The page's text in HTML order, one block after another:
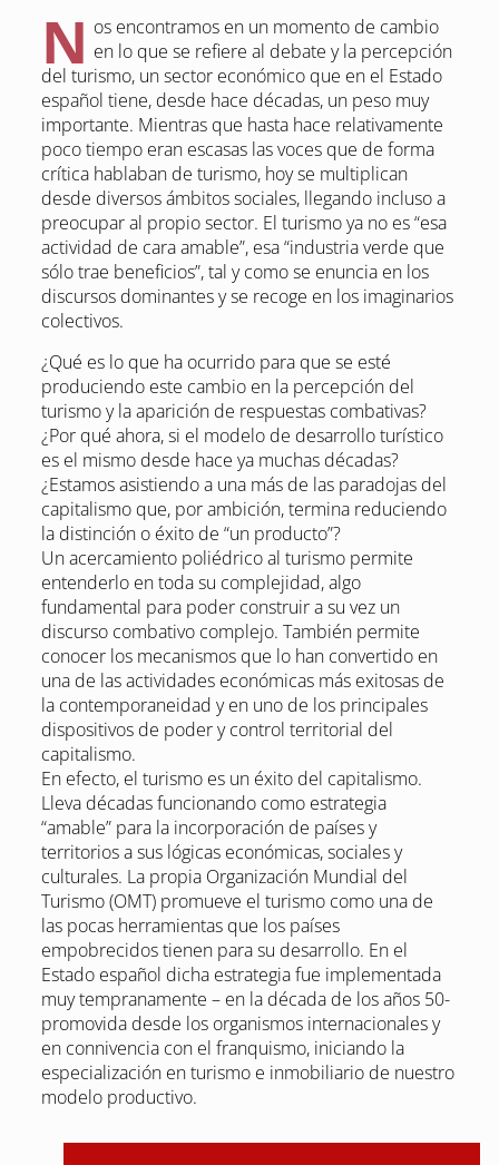
N os encontramos en un momento de cambio
en lo que se refiere al debate y la percepción
del turismo, un sector económico que en el Estado
español tiene, desde hace décadas, un peso muy
importante. Mientras que hasta hace relativamente
poco tiempo eran escasas las voces que de forma
crítica hablaban de turismo, hoy se multiplican
desde diversos ámbitos sociales, llegando incluso a
preocupar al propio sector. El turismo ya no es “esa
actividad de cara amable”, esa “industria verde que
sólo trae beneficios”, tal y como se enuncia en los
discursos dominantes y se recoge en los imaginarios
colectivos.
¿Qué es lo que ha ocurrido para que se esté
produciendo este cambio en la percepción del
turismo y la aparición de respuestas combativas?
¿Por qué ahora, si el modelo de desarrollo turístico
es el mismo desde hace ya muchas décadas?
¿Estamos asistiendo a una más de las paradojas del
capitalismo que, por ambición, termina reduciendo
la distinción o éxito de “un producto”?
Un acercamiento poliédrico al turismo permite
entenderlo en toda su complejidad, algo
fundamental para poder construir a su vez un
discurso combativo complejo. También permite
conocer los mecanismos que lo han convertido en
una de las actividades económicas más exitosas de
la contemporaneidad y en uno de los principales
dispositivos de poder y control territorial del
capitalismo.
En efecto, el turismo es un éxito del capitalismo.
Lleva décadas funcionando como estrategia
“amable” para la incorporación de países y
territorios a sus lógicas económicas, sociales y
culturales. La propia Organización Mundial del
Turismo (OMT) promueve el turismo como una de
las pocas herramientas que los países
empobrecidos tienen para su desarrollo. En el
Estado español dicha estrategia fue implementada
muy tempranamente – en la década de los años 50-
promovida desde los organismos internacionales y
en connivencia con el franquismo, iniciando la
especialización en turismo e inmobiliario de nuestro
modelo productivo.